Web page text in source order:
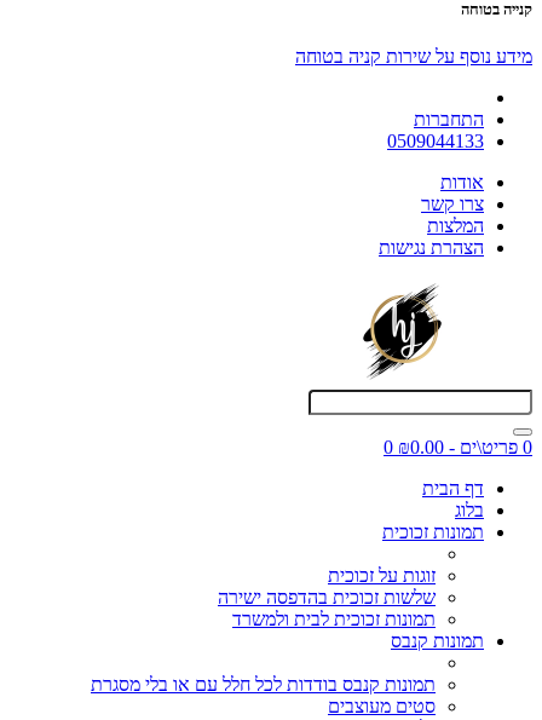
קנייה בטוחה
מידע נוסף על שירות קניה בטוחה
התחברות
0509044133
אודות
צרו קשר
המלצות
הצהרת נגישות
0 פריט\ים - ₪0.00
0
דף הבית
בלוג
תמונות זכוכית
זוגות על זכוכית
שלשות זכוכית בהדפסה ישירה
תמונות זכוכית לבית ולמשרד
תמונות קנבס
תמונות קנבס בודדות לכל חלל עם או בלי מסגרת
סטים מעוצבים